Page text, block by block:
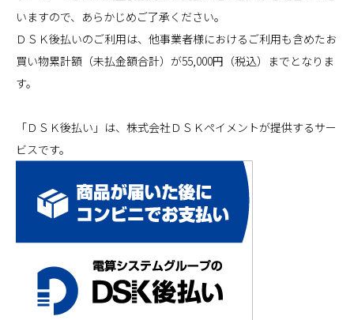
いますので、あらかじめご了承ください。
ＤＳＫ後払いのご利用は、他事業者様におけるご利用も含めたお
買い物累計額（未払金額合計）が55,000円（税込）までとなりま
す。
「ＤＳＫ後払い」は、株式会社ＤＳＫペイメントが提供するサー
ビスです。